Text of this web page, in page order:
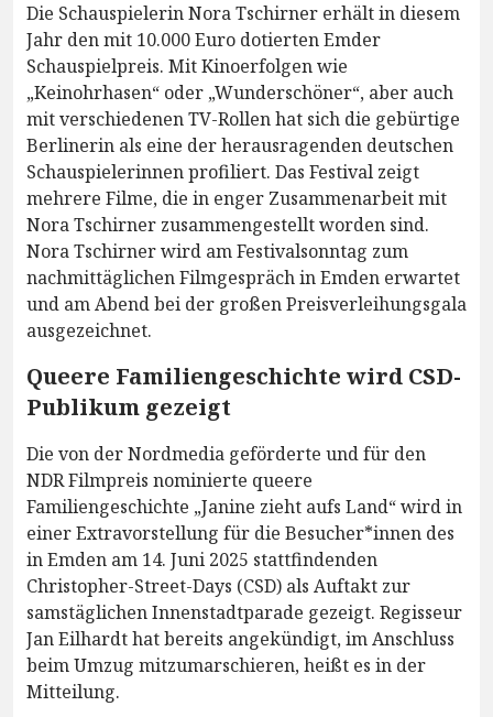
Die Schauspielerin Nora Tschirner erhält in diesem
Jahr den mit 10.000 Euro dotierten Emder
Schauspielpreis. Mit Kinoerfolgen wie
„Keinohrhasen“ oder „Wunderschöner“, aber auch
mit verschiedenen TV-Rollen hat sich die gebürtige
Berlinerin als eine der herausragenden deutschen
Schauspielerinnen profiliert. Das Festival zeigt
mehrere Filme, die in enger Zusammenarbeit mit
Nora Tschirner zusammengestellt worden sind.
Nora Tschirner wird am Festivalsonntag zum
nachmittäglichen Filmgespräch in Emden erwartet
und am Abend bei der großen Preisverleihungsgala
ausgezeichnet.
Queere Familiengeschichte wird CSD-
Publikum gezeigt
Die von der Nordmedia geförderte und für den
NDR Filmpreis nominierte queere
Familiengeschichte „Janine zieht aufs Land“ wird in
einer Extravorstellung für die Besucher*innen des
in Emden am 14. Juni 2025 stattfindenden
Christopher-Street-Days (CSD) als Auftakt zur
samstäglichen Innenstadtparade gezeigt. Regisseur
Jan Eilhardt hat bereits angekündigt, im Anschluss
beim Umzug mitzumarschieren, heißt es in der
Mitteilung.